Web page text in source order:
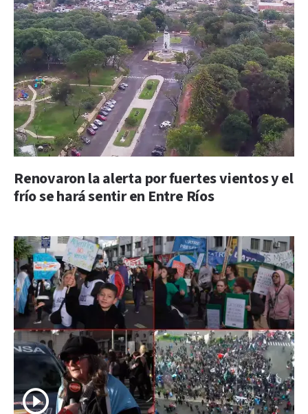
Renovaron la alerta por fuertes vientos y el
frío se hará sentir en Entre Ríos